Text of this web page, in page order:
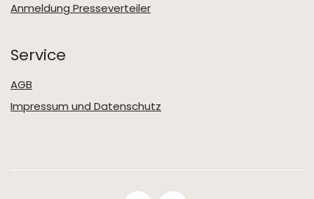
Anmeldung Presseverteiler
Service
AGB
Impressum und Datenschutz